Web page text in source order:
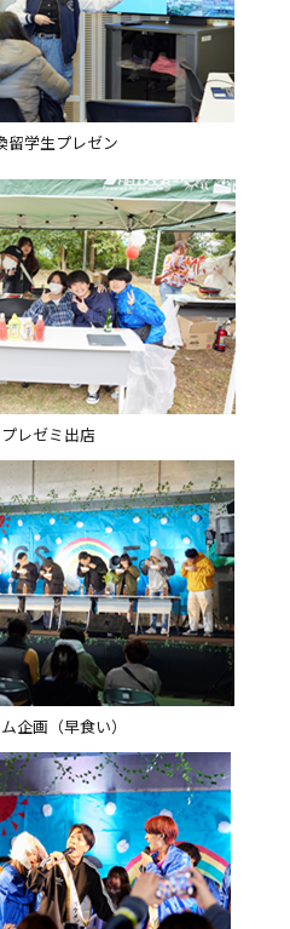
留学生プレゼン
プレゼミ出店
企画（早食い）